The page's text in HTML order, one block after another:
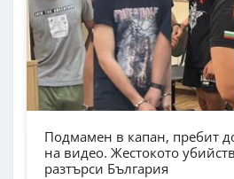
Подмамен в капан, пребит
на видео. Жестокото
разтърси България